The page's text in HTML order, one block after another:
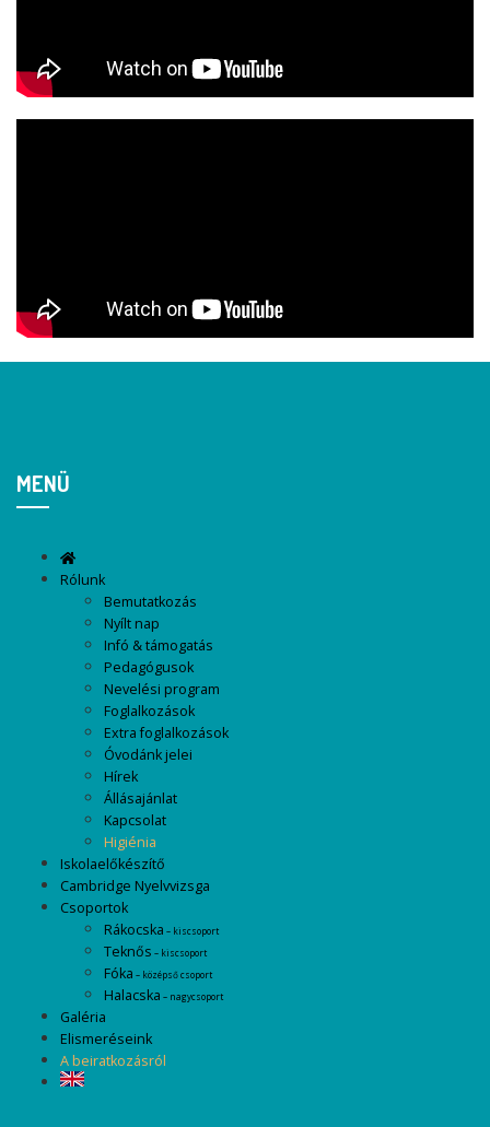
MENÜ
Rólunk
Bemutatkozás
Nyílt nap
Infó & támogatás
Pedagógusok
Nevelési program
Foglalkozások
Extra foglalkozások
Óvodánk jelei
Hírek
Állásajánlat
Kapcsolat
Higiénia
Iskolaelőkészítő
Cambridge Nyelvvizsga
Csoportok
Rákocska – kiscsoport
Teknős – kiscsoport
Fóka – középső csoport
Halacska – nagycsoport
Galéria
Elismeréseink
A beiratkozásról